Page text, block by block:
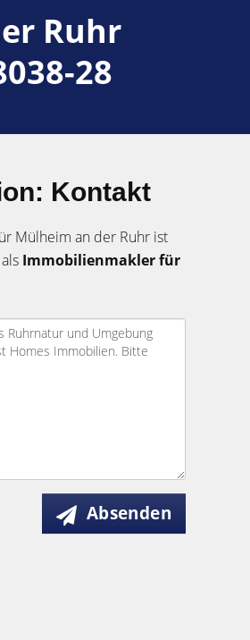
Ruhr
28
Kontakt
Mülheim an der Ruhr ist
Immobilienmakler für
Absenden